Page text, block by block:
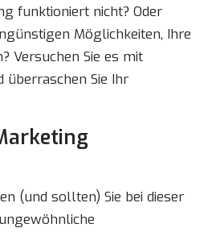
funktioniert nicht? Oder
Möglichkeiten, Ihre
Versuchen Sie es mit
überraschen Sie Ihr
(und sollten) Sie bei dieser